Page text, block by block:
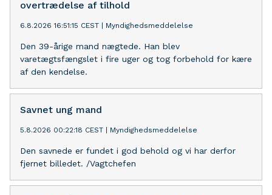
overtrædelse af tilhold
6.8.2026 16:51:15 CEST Myndighedsmeddelelse
Den 39-årige mand nægtede. Han blev
varetægtsfængslet i fire uger og tog forbehold for kære
af den kendelse.
Savnet ung mand
5.8.2026 00:22:18 CEST Myndighedsmeddelelse
Den savnede er fundet i god behold og vi har derfor
fjernet billedet. /Vagtchefen